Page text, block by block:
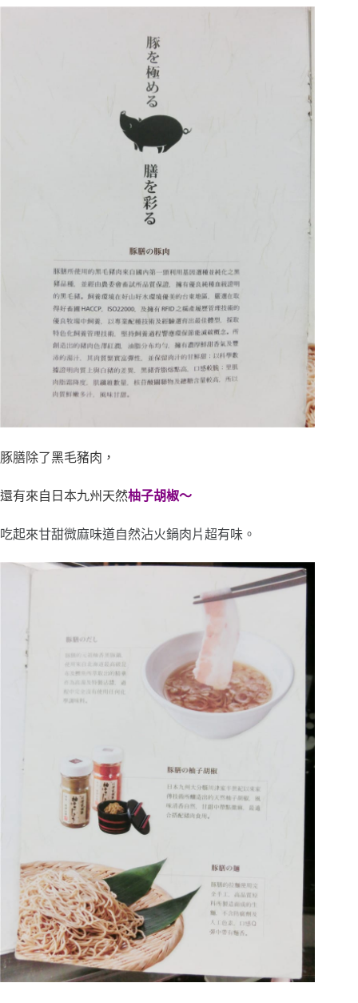
豚膳除了黑毛豬肉，
還有來自日本九州天然柚子胡椒～
吃起來甘甜微麻味道自然沾火鍋肉片超有味。